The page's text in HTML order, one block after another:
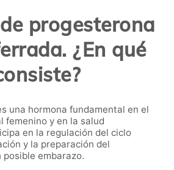
progesterona
¿En qué
una hormona fundamental en el
femenino y en la salud
en la regulación del ciclo
y la preparación del
embarazo.